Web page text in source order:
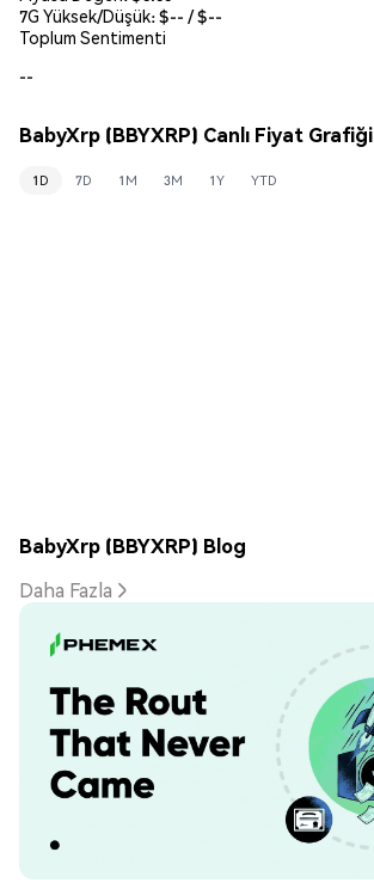
7G Yüksek/Düşük: $-- / $--
Toplum Sentimenti
--
BabyXrp (BBYXRP) Canlı Fiyat Grafiği
1D 7D 1M 3M 1Y YTD
BabyXrp (BBYXRP) Blog
Daha Fazla